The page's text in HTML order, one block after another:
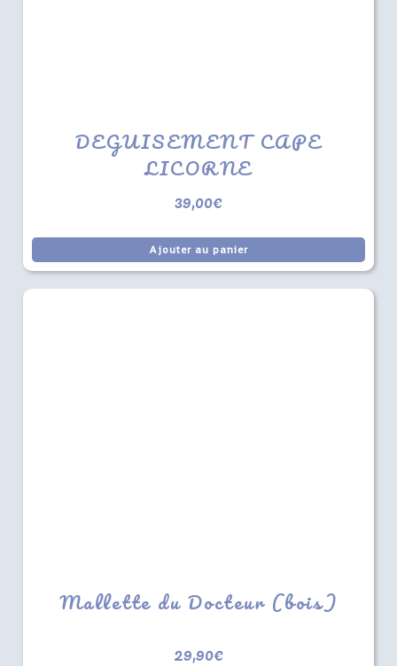
DEGUISEMENT CAPE
LICORNE
39,00€
Ajouter au panier
Mallette du Docteur (bois)
29,90€